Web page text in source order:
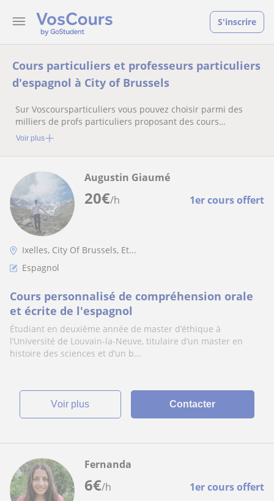
S'inscrire
Cours particuliers et professeurs particuliers
d'espagnol à City of Brussels
Sur Voscoursparticuliers vous pouvez choisir parmi des
milliers de profs particuliers proposant des cours
particuliers
Voir plus
20€/h 1er cours offert
Augustin Giaumé
Ixelles, City Of Brussels, Et...
Espagnol
Cours personnalisé de compréhension orale
et écrite de l'espagnol
Étudiant en deuxième année de master d’éthique à
l’Université de Louvain-la-Neuve, titulaire d’un master en
histoire des sciences et d’un b...
voir plus Contacter
6€/h 1er cours offert
Fernanda